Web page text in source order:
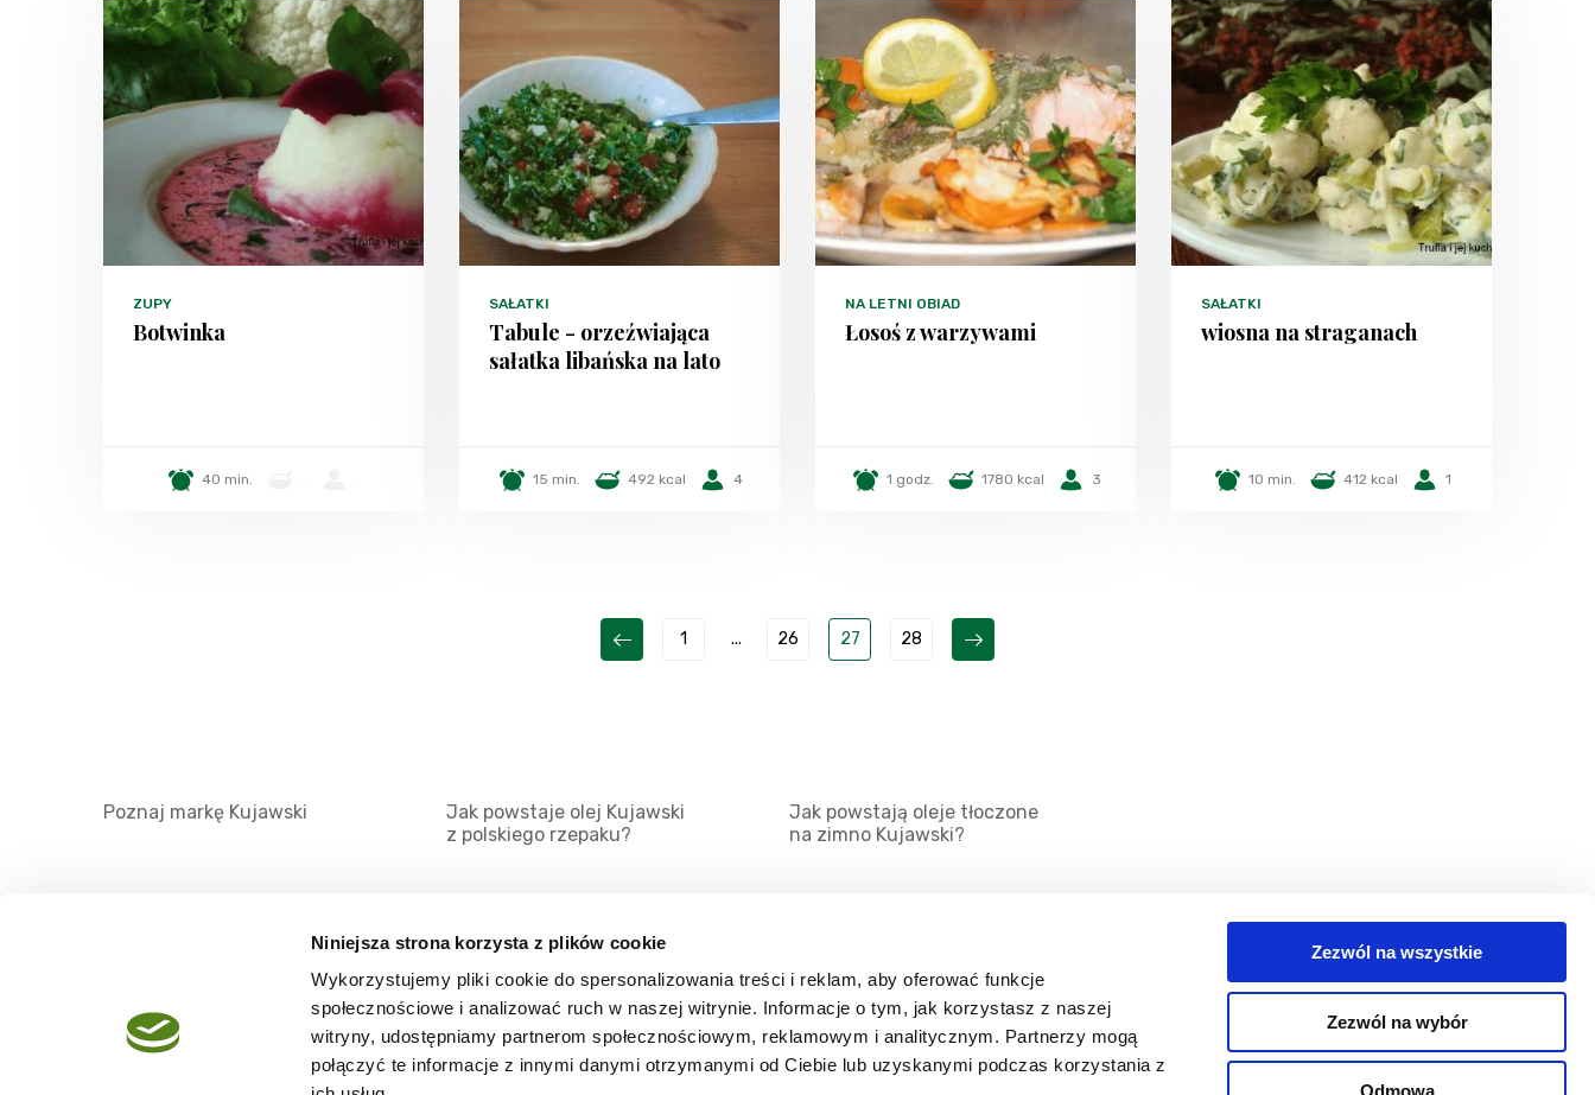
Niniejsza strona korzysta z plików cookie
Wykorzystujemy pliki cookie do spersonalizowania treści i reklam, aby oferować funkcje
społecznościowe i analizować ruch w naszej witrynie. Informacje o tym, jak korzystasz z naszej
witryny, udostępniamy partnerom społecznościowym, reklamowym i analitycznym. Partnerzy mogą
połączyć te informacje z innymi danymi otrzymanymi od Ciebie lub uzyskanymi podczas korzystania z
Zezwól na wszystkie
Zezwól na wybór
Odmowa
ZUPY
Botwinka
40 min.
SAŁATKI
Tabule - orzeźwiająca
sałatka libańska na lato
15 min. 492 kcal 4
NA LETNI OBIAD
Łosoś z warzywami
1 godz. 1780 kcal 3
SAŁATKI
wiosna na straganach
10 min. 412 kcal 1
1 ... 26 27 28
Poznaj markę Kujawski
Jak powstaje olej Kujawski
z polskiego rzepaku?
Jak powstają oleje tłoczone
na zimno Kujawski?
Regulamin
Mapa serwisu
Kanały RSS
Porady
Kategorie
Kontakt
Zaloguj się